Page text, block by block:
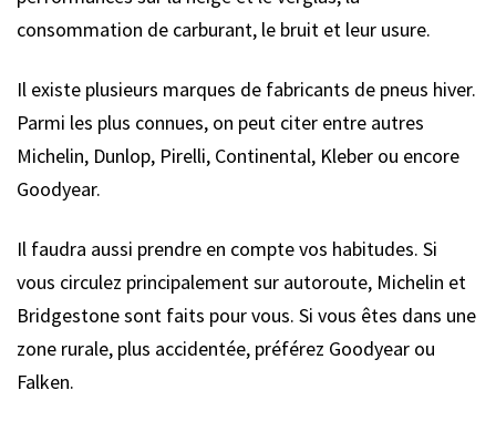
consommation de carburant, le bruit et leur usure.
Il existe plusieurs marques de fabricants de pneus hiver.
Parmi les plus connues, on peut citer entre autres
Michelin, Dunlop, Pirelli, Continental, Kleber ou encore
Goodyear.
Il faudra aussi prendre en compte vos habitudes. Si
vous circulez principalement sur autoroute, Michelin et
Bridgestone sont faits pour vous. Si vous êtes dans une
zone rurale, plus accidentée, préférez Goodyear ou
Falken.